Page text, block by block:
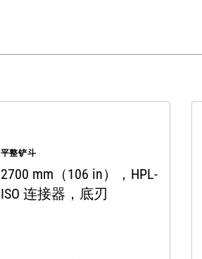
平整铲斗
2700 mm（106 in），HPL-
ISO 连接器，底刃